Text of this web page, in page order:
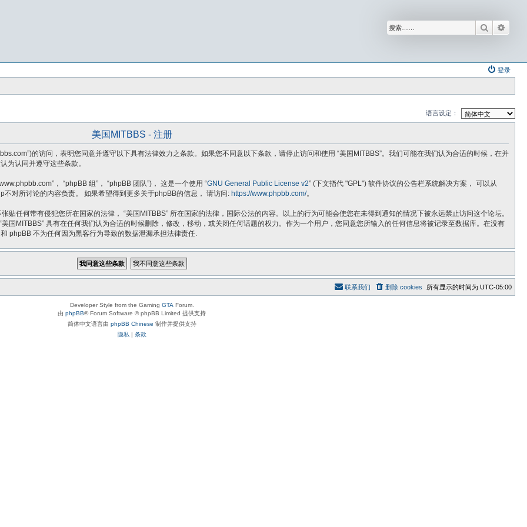
搜索
登录
语言设定：
美国MITBBS - 注册
的访问，表明您同意并遵守以下具有法律效力之条款。如果您不同意以下条款，请停止访问和使用 “美国MITBBS”。我们可能在我们认为合适的时候，在并
为认同并遵守这些条款。
， “phpBB 组”， “phpBB 团队”)， 这是一个使用 “GNU General Public License v2” (下文指代 "GPL") 软件协议的公告栏系统解决方案， 可以从
对所讨论的内容负责。 如果希望得到更多关于phpBB的信息， 请访问: https://www.phpbb.com/。
任何带有侵犯您所在国家的法律， “美国MITBBS” 所在国家的法律，国际公法的内容。以上的行为可能会使您在未得到通知的情况下被永远禁止访问这个论坛。
国MITBBS” 具有在任何我们认为合适的时候删除，修改，移动，或关闭任何话题的权力。作为一个用户，您同意您所输入的任何信息将被记录至数据库。在没有
phpBB 不为任何因为黑客行为导致的数据泄漏承担法律责任.
所有显示的时间为 UTC-05:00
删除 cookies
联系我们
Developer Style from the Gaming GTA Forum.
由 phpBB® Forum Software © phpBB Limited 提供支持
简体中文语言由 phpBB Chinese 制作并提供支持
隐私 | 条款